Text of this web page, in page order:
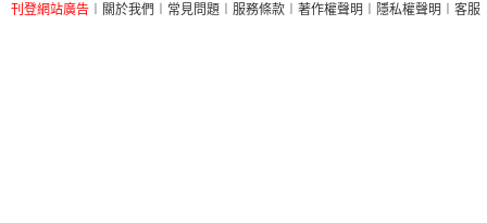
刊登網站廣告 關於我們 常見問題 服務條款 著作權聲明 隱私權聲明 客服